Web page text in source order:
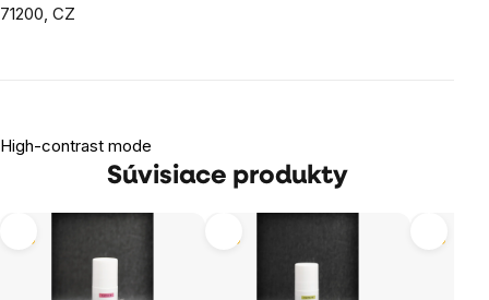
71200, CZ
High-contrast mode
Súvisiace produkty